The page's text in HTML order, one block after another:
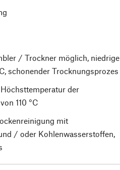
/ Trockner möglich, niedrige
schonender Trocknungsprozes
der
110 °C
mit
/ oder Kohlenwasserstoffen,